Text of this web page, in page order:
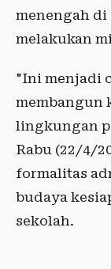
menengah di
melakukan
"Ini menjadi
membangun
lingkungan
Rabu (22/4/
formalitas
budaya
sekolah.